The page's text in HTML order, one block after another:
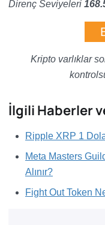
Direnç Seviyeleri
Kripto varlıklar
İlgili Haberler
Ripple XRP 1
Meta Masters
Alınır?
Fight Out Token